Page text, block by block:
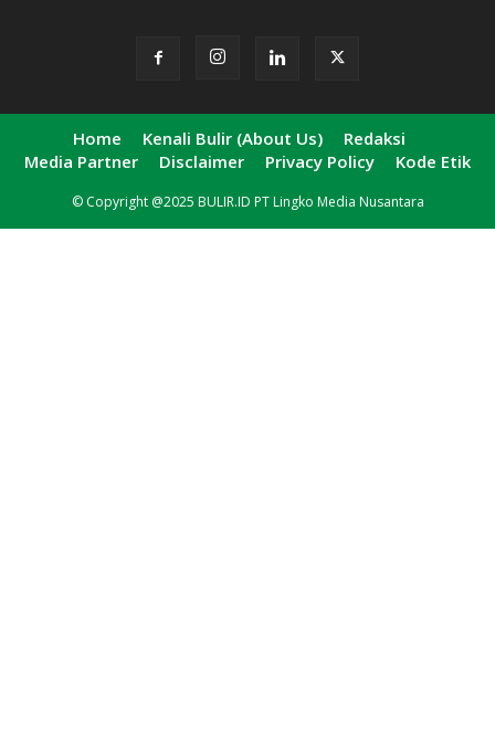
Home Kenali Bulir (About Us)
Redaksi
Media Partner
Disclaimer Privacy Policy Kode Etik
© Copyright @2025 BULIR.ID PT Lingko Media Nusantara